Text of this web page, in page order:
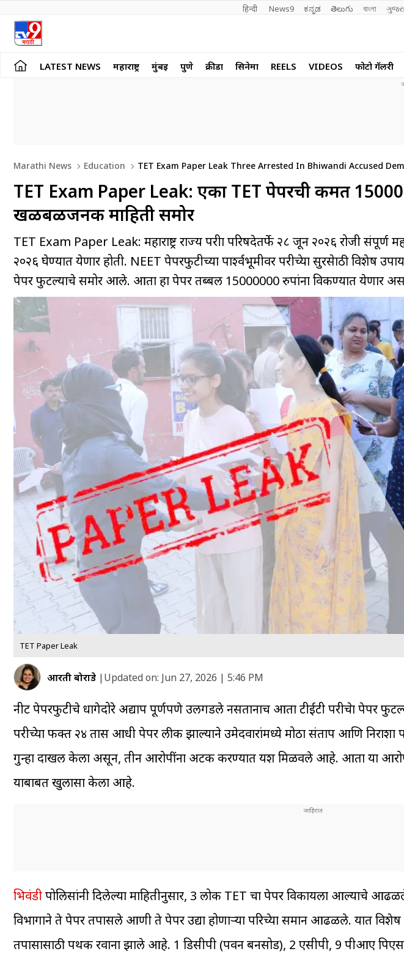
हिन्दी News9 ಕನ್ನಡ తెలుగు বাংলা
LATEST NEWS महाराष्ट्र मुंबई पुणे क्रीडा सिनेमा REELS VIDEOS फोटो गॅलरी
Marathi News Education TET Exam Paper Leak Three Arrested In Bhiwandi Accused
TET Exam Paper Leak: एका TET पेपरची किंमत
खळबळजनक माहिती समोर
TET Exam Paper Leak: महाराष्ट्र राज्य परीक्षा परिषदेतर्फे २८ जून २०२६ रोजी संपूर्ण
२०२६ घेण्यात येणार होती. NEET पेपरफुटीच्या पार्श्वभूमीवर परीक्षेच्या सुरक्षेसाठी विशेष
पेपर फुटल्याचे समोर आले. आता हा पेपर तब्बल 15000000 रुपांना विकण्यात येणार
TET Paper Leak
आरती बोराडे |Updated on: Jun 27, 2026 | 5:46 PM
नीट पेपरफुटीचे धागेदोरे अद्याप पूर्णपणे उलगडले नसतानाच आता टीईटी परीक्षेचा पेपर
परीक्षेच्या फक्त २४ तास आधी पेपर लीक झाल्याने उमेदवारांमध्ये मोठा संताप आणि
गुन्हा दाखल केला असून, तीन आरोपींना अटक करण्यात यश मिळवले आहे. आता या
याबाबत खुलासा केला आहे.
भिवंडीपोलिसांनी दिलेल्या माहितीनुसार, 3 लोक TET चा पेपर विकायला आल्याचे
विभागाने ते पेपर तपासले आणी ते पेपर उद्या होणाऱ्या परिक्षेच्या समान आढळले. यात
तपासासाठी पथक रवाना झाले आहे. 1 डिसीपी (पवन बनसोड), 2 एसीपी, 9 पीआए